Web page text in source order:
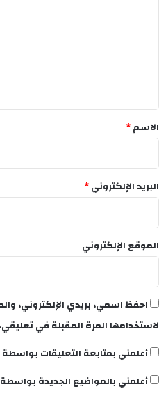
*
الاسم*
البريد الإلكتروني*
الموقع الإلكتروني
احفظ اسمي، بريدي الإلكتروني،
لاستخدامها المرة المقبلة في تعليقي.
أعلمني بمتابعة التعليقات بواسطة
أعلمني بالمواضيع الجديدة بواسطة